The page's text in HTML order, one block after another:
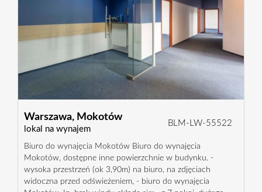
Warszawa, Mokotów
lokal na wynajem
BLM-LW-55522
Biuro do wynajęcia Mokotów Biuro do wynajęcia
Mokotów, dostępne inne powierzchnie w budynku. -
wysoka przestrzeń (ok 3,90m) na biuro, na zdjęciach
widoczna przed odświeżeniem, - biuro do wynajęcia